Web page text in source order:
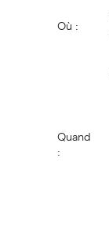
Où :
Quand
: